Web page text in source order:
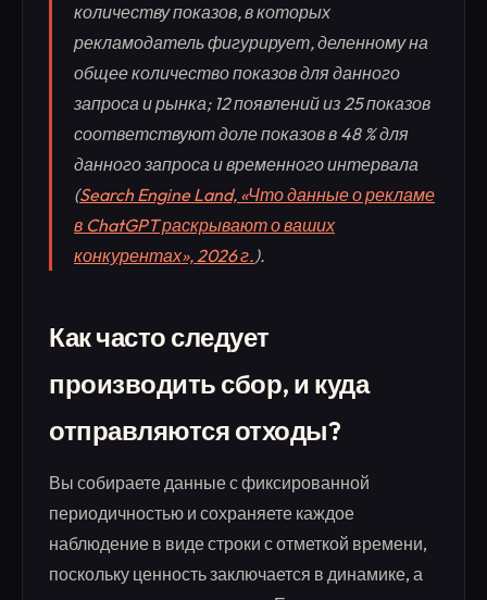
количеству показов, в которых
рекламодатель фигурирует, деленному на
общее количество показов для данного
запроса и рынка; 12 появлений из 25 показов
соответствуют доле показов в 48 % для
данного запроса и временного интервала
(Search Engine Land, «Что данные о рекламе
в ChatGPT раскрывают о ваших
конкурентах», 2026 г.).
Как часто следует
производить сбор, и куда
отправляются отходы?
Вы собираете данные с фиксированной
периодичностью и сохраняете каждое
наблюдение в виде строки с отметкой времени,
поскольку ценность заключается в динамике, а